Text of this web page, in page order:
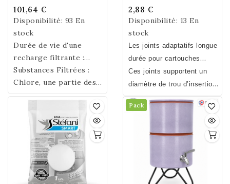
101,64 €
Disponibilité: 93 En
stock
Durée de vie d'une
recharge filtrante :
environ 500 litres. Il est
conseillé de changer la
recharge filtrante tous
les 4 à 6 mois selon la
dureté de l'eau. Sans
Bisphénol A, S, F.
Biodégradable.
Substances Filtrées :
Chlore, une partie des
contaminants présents
lourds, hydrocarbures,
pesticides, insecticides
... Certification NSF ®
Lot De 2
2,88 €
Disponibilité: 13 En
stock
Les joints adaptatifs longue
durée pour cartouches
filtrantes Stefani permettent
d’adapter votre cartouche
filtrante dans une fontaine
filtrante en céramique ou
une fontaine filtrante inox
autre que la marque
PauBrasil ou Stefani.
Ces joints supportent un
diamètre de trou d’insertion
de la cartouche entre 11 et
21 millimètres.
Ces joints
Pack